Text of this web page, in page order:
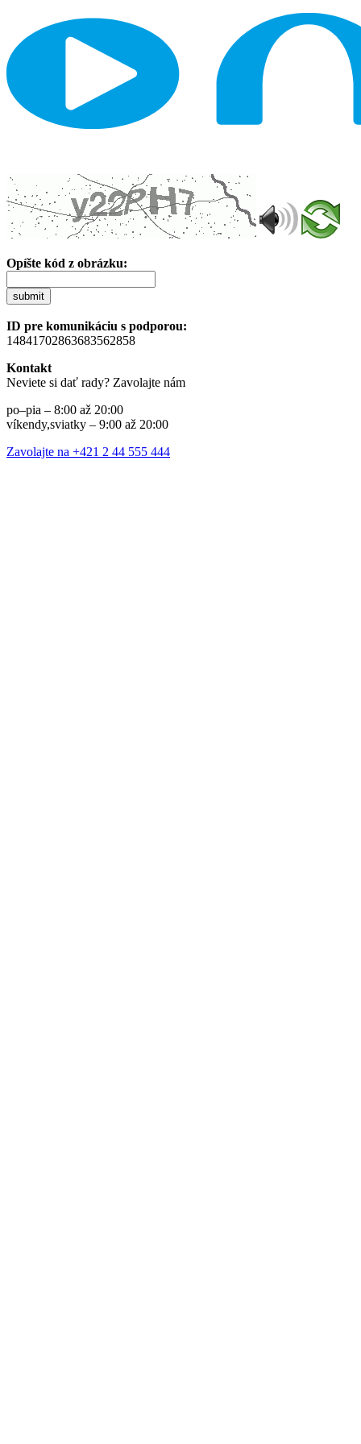
Opíšte kód z obrázku:
submit
ID pre komunikáciu s podporou:
14841702863683562858
Kontakt
Neviete si dať rady? Zavolajte nám
po–pia – 8:00 až 20:00
víkendy,sviatky – 9:00 až 20:00
Zavolajte na +421 2 44 555 444